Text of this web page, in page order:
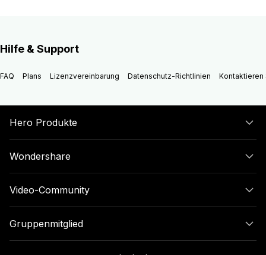
Hilfe & Support
FAQ Plans Lizenzvereinbarung Datenschutz-Richtlinien Kontaktieren
Hero Produkte
Wondershare
Video-Community
Gruppenmitglied